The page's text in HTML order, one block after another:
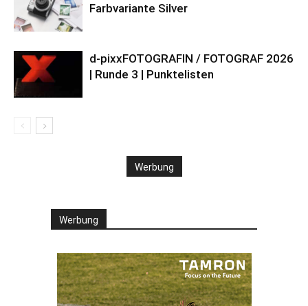
Farbvariante Silver
d-pixxFOTOGRAFIN / FOTOGRAF 2026
| Runde 3 | Punktelisten
Werbung
Werbung